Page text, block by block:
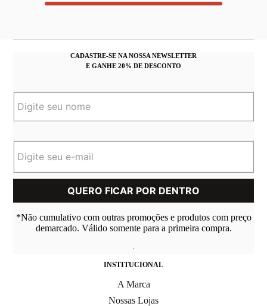
CADASTRE-SE NA NOSSA NEWSLETTER
E GANHE 20% DE DESCONTO
*Não cumulativo com outras promoções e produtos com preço
demarcado. Válido somente para a primeira compra.
INSTITUCIONAL
A Marca
Nossas Lojas